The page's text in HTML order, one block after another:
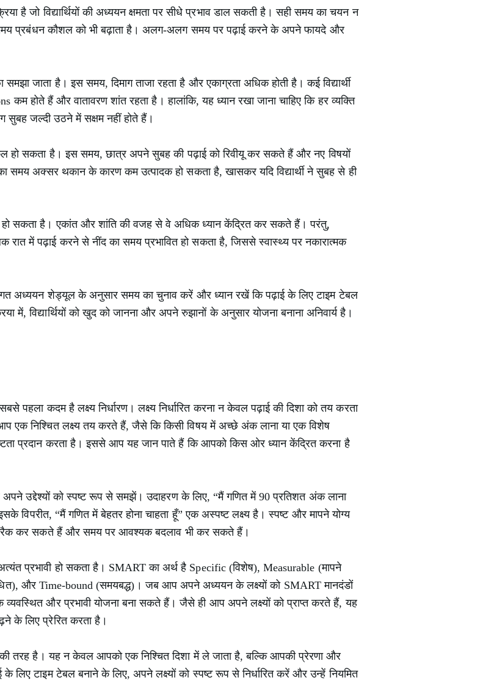
है जो विद्यार्थियों की अध्ययन क्षमता पर सीधे प्रभाव डाल सकती है। सही समय का चयन न
प्रबंधन कौशल को भी बढ़ाता है। अलग-अलग समय पर पढ़ाई करने के अपने फायदे और
जाता है। इस समय, दिमाग ताजा रहता है और एकाग्रता अधिक होती है। कई विद्यार्थी
होते हैं और वातावरण शांत रहता है। हालांकि, यह ध्यान रखा जाना चाहिए कि हर व्यक्ति
सुबह जल्दी उठने में सक्षम नहीं होते हैं।
सकता है। इस समय, छात्र अपने सुबह की पढ़ाई को रिवीयू कर सकते हैं और नए विषयों
समय अक्सर थकान के कारण कम उत्पादक हो सकता है, खासकर यदि विद्यार्थी ने सुबह से ही
हो सकता है। एकांत और शांति की वजह से वे अधिक ध्यान केंद्रित कर सकते हैं। परंतु,
रात में पढ़ाई करने से नींद का समय प्रभावित हो सकता है, जिससे स्वास्थ्य पर नकारात्मक
अध्ययन शेड्यूल के अनुसार समय का चुनाव करें और ध्यान रखें कि पढ़ाई के लिए टाइम टेबल
विद्यार्थियों को खुद को जानना और अपने रुझानों के अनुसार योजना बनाना अनिवार्य है।
पहला कदम है लक्ष्य निर्धारण। लक्ष्य निर्धारित करना न केवल पढ़ाई की दिशा को तय करता
एक निश्चित लक्ष्य तय करते हैं, जैसे कि किसी विषय में अच्छे अंक लाना या एक विशेष
प्रदान करता है। इससे आप यह जान पाते हैं कि आपको किस ओर ध्यान केंद्रित करना है
उद्देश्यों को स्पष्ट रूप से समझें। उदाहरण के लिए, “मैं गणित में 90 प्रतिशत अंक लाना
विपरीत, “मैं गणित में बेहतर होना चाहता हूँ” एक अस्पष्ट लक्ष्य है। स्पष्ट और मापने योग्य
ट्रैक कर सकते हैं और समय पर आवश्यक बदलाव भी कर सकते हैं।
अत्यंत प्रभावी हो सकता है। SMART का अर्थ है Specific (विशेष), Measurable (मापने
और Time-bound (समयबद्ध)। जब आप अपने अध्ययन के लक्ष्यों को SMART मानदंडों
और प्रभावी योजना बना सकते हैं। जैसे ही आप अपने लक्ष्यों को प्राप्त करते हैं, यह
के लिए प्रेरित करता है।
की तरह है। यह न केवल आपको एक निश्चित दिशा में ले जाता है, बल्कि आपकी प्रेरणा और
लिए टाइम टेबल बनाने के लिए, अपने लक्ष्यों को स्पष्ट रूप से निर्धारित करें और उन्हें नियमित